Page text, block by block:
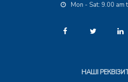
Mon - Sat: 9.00 am
НАШІ